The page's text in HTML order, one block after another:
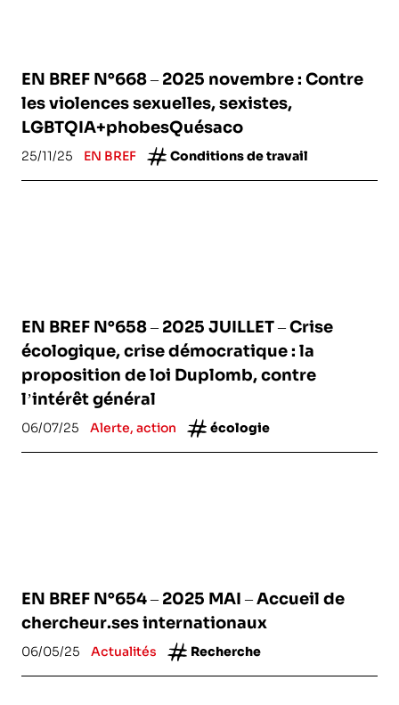
EN BREF N°668 – 2025 novembre : Contre
les violences sexuelles, sexistes,
LGBTQIA+phobesQuésaco
25/11/25 EN BREF Conditions de travail
EN BREF N°658 – 2025 JUILLET – Crise
écologique, crise démocratique : la
proposition de loi Duplomb, contre
l’intérêt général
06/07/25 Alerte, action écologie
EN BREF N°654 – 2025 MAI – Accueil de
chercheur.ses internationaux
06/05/25 Actualités Recherche